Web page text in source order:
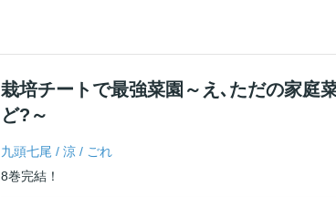
栽培チートで最強菜園～え､ただの家庭
ど?～
九頭七尾 / 涼 / ごれ
8巻完結！